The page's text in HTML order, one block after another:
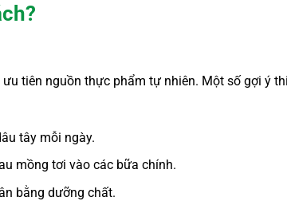
tiên nguồn thực phẩm tự nhiên. Một số gợi ý
tây mỗi ngày.
mồng tơi vào các bữa chính.
bằng dưỡng chất.